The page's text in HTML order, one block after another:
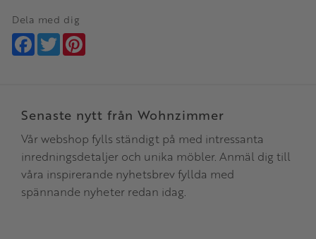
Dela med dig
Facebook
Twitter
Senaste nytt från Wohnzimmer
Vår webshop fylls ständigt på med intressanta
inredningsdetaljer och unika möbler. Anmäl dig till
våra inspirerande nyhetsbrev fyllda med
spännande nyheter redan idag.